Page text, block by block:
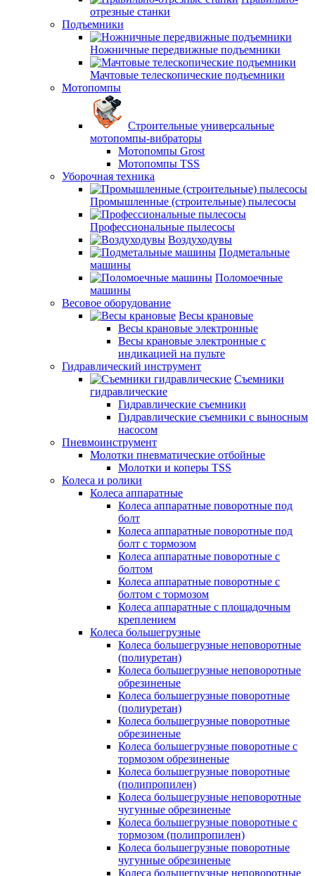
отрезные станки
Подъемники
Ножничные передвижные подъемники
Мачтовые телескопические подъемники
Мотопомпы
Строительные универсальные
мотопомпы-вибраторы
Мотопомпы Grost
Мотопомпы TSS
Уборочная техника
Промышленные (строительные) пылесосы
Профессиональные пылесосы
Воздуходувы
Подметальные
машины
Поломоечные
машины
Весовое оборудование
Весы крановые
Весы крановые электронные
Весы крановые электронные с
индикацией на пульте
Гидравлический инструмент
Съемники
гидравлические
Гидравлические съемники
Гидравлические cъемники с выносным
насосом
Пневмоинструмент
Молотки пневматические отбойные
Молотки и коперы TSS
Колеса и ролики
Колеса аппаратные
Колеса аппаратные поворотные под
болт
Колеса аппаратные поворотные под
болт с тормозом
Колеса аппаратные поворотные с
болтом
Колеса аппаратные поворотные с
болтом с тормозом
Колеса аппаратные с площадочным
креплением
Колеса большегрузные
Колеса большегрузные неповоротные
(полиуретан)
Колеса большегрузные неповоротные
обрезиненые
Колеса большегрузные поворотные
(полиуретан)
Колеса большегрузные поворотные
обрезиненые
Колеса большегрузные поворотные с
тормозом обрезиненые
Колеса большегрузные поворотные
(полипропилен)
Колеса большегрузные неповоротные
чугунные обрезиненые
Колеса большегрузные поворотные с
тормозом (полипропилен)
Колеса большегрузные поворотные
чугунные обрезиненые
Колеса большегрузные неповоротные